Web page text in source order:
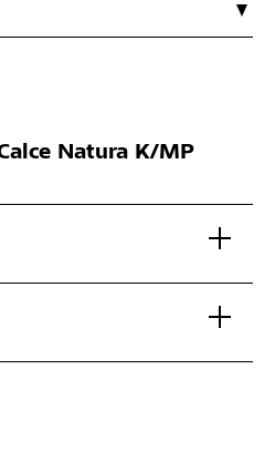
Natura K/MP